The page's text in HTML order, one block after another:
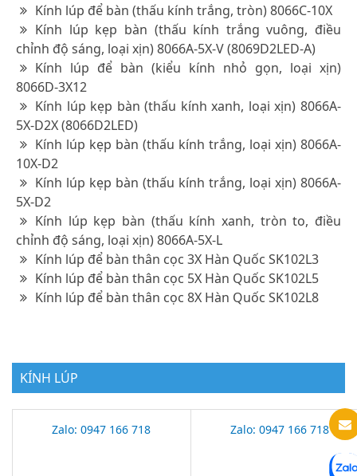
Kính lúp để bàn (thấu kính trắng, tròn) 8066C-10X
Kính lúp kẹp bàn (thấu kính trắng vuông, điều
chỉnh độ sáng, loại xịn) 8066A-5X-V (8069D2LED-A)
Kính lúp để bàn (kiểu kính nhỏ gọn, loại xịn)
8066D-3X12
Kính lúp kẹp bàn (thấu kính xanh, loại xịn) 8066A-
5X-D2X (8066D2LED)
Kính lúp kẹp bàn (thấu kính trắng, loại xịn) 8066A-
10X-D2
Kính lúp kẹp bàn (thấu kính trắng, loại xịn) 8066A-
5X-D2
Kính lúp kẹp bàn (thấu kính xanh, tròn to, điều
chỉnh độ sáng, loại xịn) 8066A-5X-L
Kính lúp để bàn thân cọc 3X Hàn Quốc SK102L3
Kính lúp để bàn thân cọc 5X Hàn Quốc SK102L5
Kính lúp để bàn thân cọc 8X Hàn Quốc SK102L8
KÍNH LÚP
Zalo: 0947 166 718 Zalo: 0947 166 718